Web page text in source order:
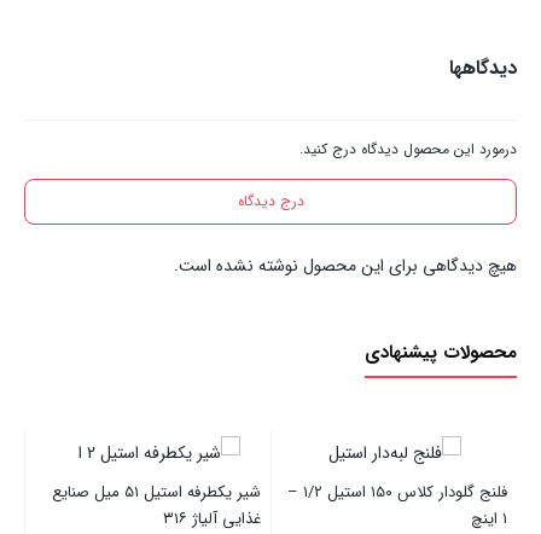
دیدگاهها
درمورد این محصول دیدگاه درج کنید.
درج دیدگاه
هیچ دیدگاهی برای این محصول نوشته نشده است.
محصولات پیشنهادی
فلنج گلودار کلاس ۱۵۰ استیل ۱/۲ –
۱ اینچ
شیر یکطرفه استیل ۵۱ میل صنایع
غذایی آلیاژ ۳۱۶